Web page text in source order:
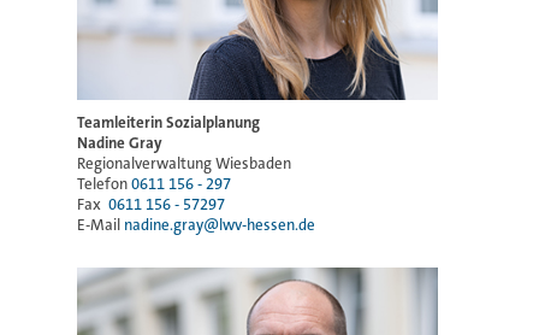
Teamleiterin Sozialplanung
Nadine Gray
Regionalverwaltung Wiesbaden
Telefon0611 156 - 297
Fax 0611 156 - 57297
E-Mail nadine.gray@lwv-hessen.de